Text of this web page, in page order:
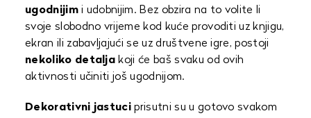
ugodnijimi udobnijim. Bez obzira na to volite li
svoje slobodno vrijeme kod kuće provoditi uz knjigu,
ekran ili zabavljajući se uz društvene igre, postoji
nekoliko detalja koji će baš svaku od ovih
aktivnosti učiniti još ugodnijom.
Dekorativni jastuci prisutni su u gotovo svakom